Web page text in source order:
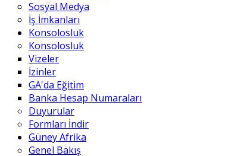
Sosyal Medya
İş İmkanları
Konsolosluk
Konsolosluk
Vizeler
İzinler
GA'da Eğitim
Banka Hesap Numaraları
Duyurular
Formları İndir
Güney Afrika
Genel Bakış